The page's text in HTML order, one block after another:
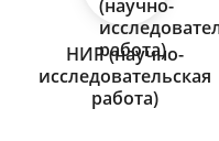
НИР (научно-
исследовательская
работа)